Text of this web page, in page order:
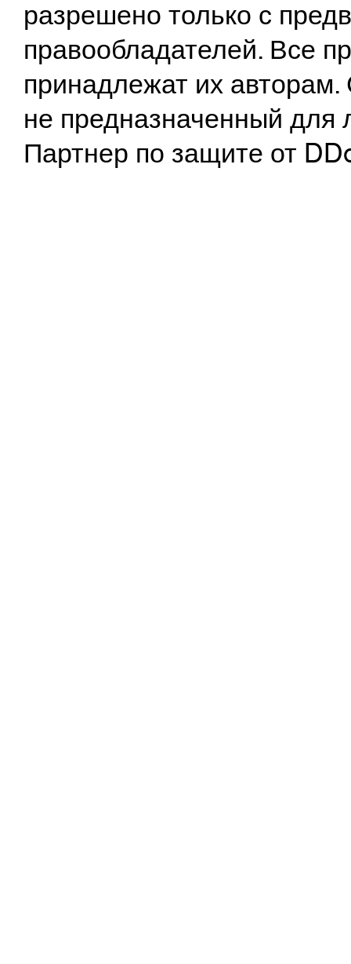
разрешено только с
правообладателей. Все
принадлежат их
не предназначенный
Партнер по защите от